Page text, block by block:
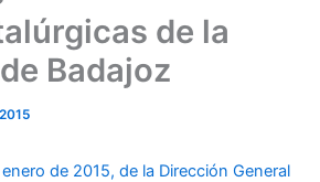
de la
Badajoz
de 2015, de la Dirección General